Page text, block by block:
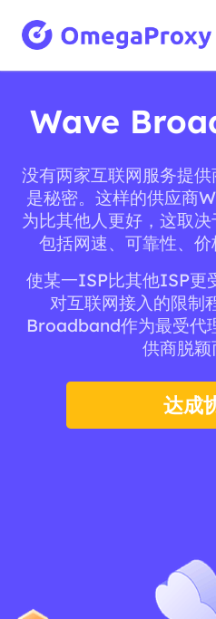
Wave
没有两家互联网服务提
是秘密。这样的供应商
为比其他人更好，这取
包括网速、可靠性、价
使某一ISP比其他ISP更
对互联网接入的限制
Broadband作为最受代
供商脱颖
达成